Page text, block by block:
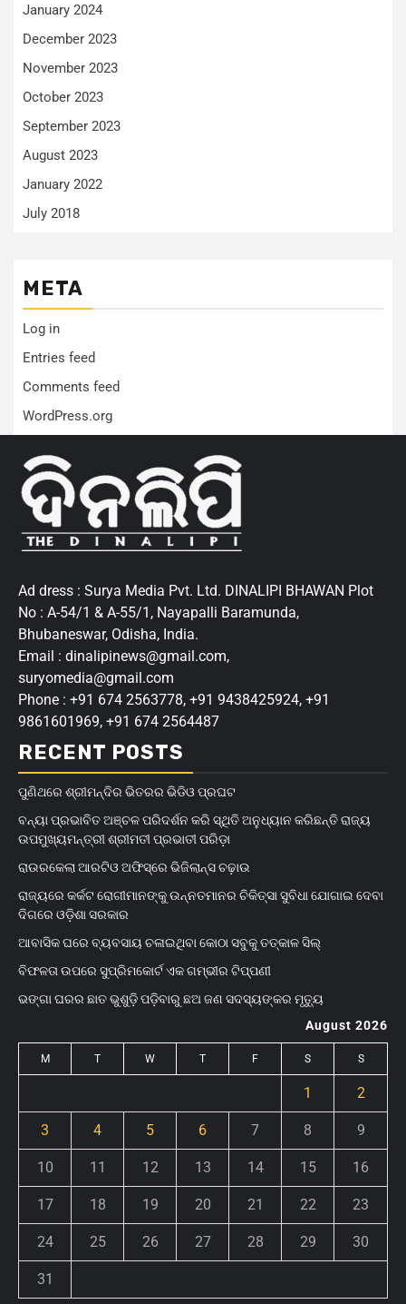
January 2024
December 2023
November 2023
October 2023
September 2023
August 2023
January 2022
July 2018
META
Log in
Entries feed
Comments feed
WordPress.org
Ad dress : Surya Media Pvt. Ltd. DINALIPI BHAWAN Plot
No : A-54/1 & A-55/1, Nayapalli Baramunda,
Bhubaneswar, Odisha, India.
Email : dinalipinews@gmail.com,
suryomedia@gmail.com
Phone : +91 674 2563778, +91 9438425924, +91
9861601969, +91 674 2564487
RECENT POSTS
ପୁଣିଥରେ ଶ୍ରୀମନ୍ଦିର ଭିତରର ଭିଡିଓ ପ୍ରଘଟ
ବନ୍ୟା ପ୍ରଭାବିତ ଅଞ୍ଚଳ ପରିଦର୍ଶନ କରି ସ୍ଥିତି ଅନୁଧ୍ୟାନ କରିଛନ୍ତି ରାଜ୍ୟ
ଉପମୁଖ୍ୟମନ୍ତ୍ରୀ ଶ୍ରୀମତୀ ପ୍ରଭାତୀ ପରିଡ଼ା
ରାଉରକେଲା ଆରଟିଓ ଅଫିସ୍‌ରେ ଭିଜିଲାନ୍ସ ଚଢ଼ାଉ
ରାଜ୍ୟରେ କର୍କଟ ରୋଗୀମାନଙ୍କୁ ଉନ୍ନତମାନର ଚିକିତ୍ସା ସୁବିଧା ଯୋଗାଇ ଦେବା
ଦିଗରେ ଓଡ଼ିଶା ସରକାର
ଆବାସିକ ଘରେ ବ୍ୟବସାୟ ଚଳାଇଥିବା କୋଠା ସବୁକୁ ତତ୍କାଳ ସିଲ୍‌
ବିଫଳତା ଉପରେ ସୁପ୍ରିମକୋର୍ଟ ଏକ ଗମ୍ଭୀର ଟିପ୍ପଣୀ
ଭଙ୍ଗା ଘରର ଛାତ ଭୁଶୁଡ଼ି ପଡ଼ିବାରୁ ଛଅ ଜଣ ସଦସ୍ୟଙ୍କର ମୃତ୍ୟୁ
August 2026
M T W T F S S
1 2
3 4 5 6 7 8 9
10 11 12 13 14 15 16
17 18 19 20 21 22 23
24 25 26 27 28 29 30
31